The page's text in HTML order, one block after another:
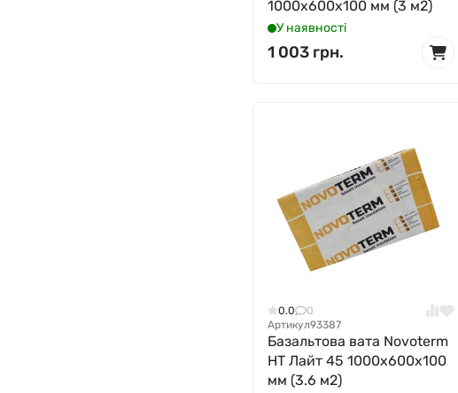
1000x600x100 мм (3 м2)
У наявності
1 003 грн.
0.0
0
Артикул93387
Базальтова вата Novoterm
НТ Лайт 45 1000x600x100
мм (3.6 м2)